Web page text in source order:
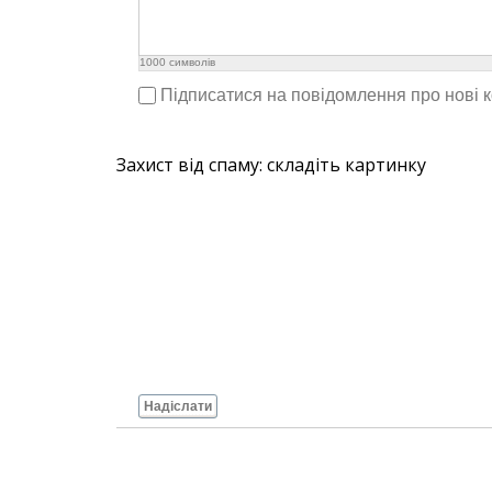
1000 символів
Підписатися на повідомлення про нові
Захист від спаму: складіть картинку
Надіслати